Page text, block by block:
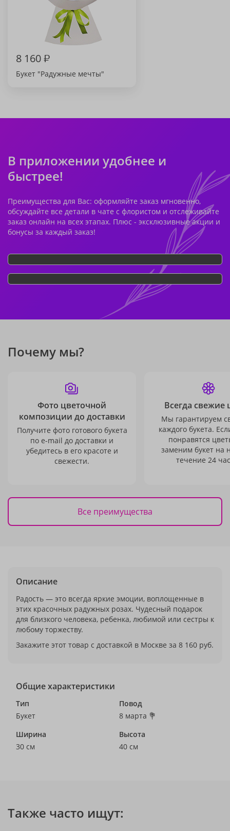
8 160₽
Букет "Радужные мечты"
В приложении удобнее и
быстрее!
Преимущества для Вас: оформляйте заказ мгновенно,
обсуждайте все детали в чате с флористом и отслеживайте
заказ онлайн на всех этапах. Плюс - эксклюзивные акции и
бонусы за каждый заказ!
Почему мы?
Фото цветочной
композиции до доставки
Получите фото готового букета
по e-mail до доставки и
убедитесь в его красоте и
свежести.
Всегда свежие
Мы гарантируем
каждого букета.
понравятся
заменим букет на
течение 24
Все преимущества
Описание
Радость — это всегда яркие эмоции, воплощенные в
этих красочных радужных розах. Чудесный подарок
для близкого человека, ребенка, любимой или сестры к
любому торжеству.
Закажите этот товар с доставкой в Москве за 8 160 руб.
Общие характеристики
Тип
Букет
Повод
8 марта 💐
Ширина
30 см
Высота
40 см
Также часто ищут: